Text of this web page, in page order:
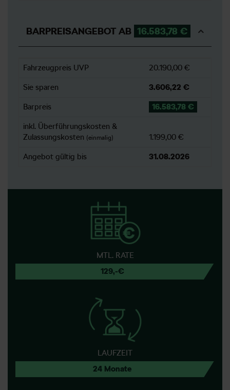
BARPREISANGEBOT AB 16.583,78 €
Fahrzeugpreis UVP 20.190,00 €
Sie sparen 3.606,22 €
Barpreis 16.583,78 €
inkl. Überführungskosten &
Zulassungskosten (einmalig) 1.199,00 €
Angebot gültig bis 31.08.2026
MTL. RATE
129,-€
LAUFZEIT
24 Monate